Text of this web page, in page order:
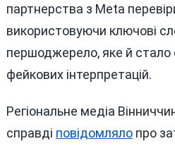
партнерства з Meta
використовуючи ключові
першоджерело, яке й
фейкових інтерпретацій.
Регіональне медіа
справді повідомлялопро